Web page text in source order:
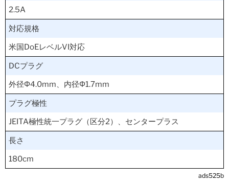
2.5A
対応規格
米国DoEレベルVI対応
DCプラグ
外径Φ4.0mm、内径Φ1.7mm
プラグ極性
JEITA極性統一プラグ（区分2）、センタープラス
長さ
180cm
ads525b